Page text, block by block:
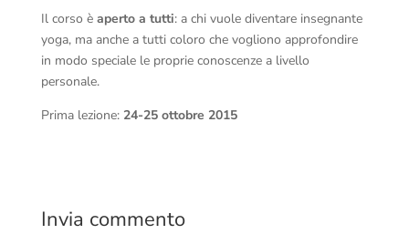
Il corso è aperto a tutti: a chi vuole diventare insegnante
yoga, ma anche a tutti coloro che vogliono approfondire
in modo speciale le proprie conoscenze a livello
personale.
Prima lezione: 24-25 ottobre 2015
Invia commento